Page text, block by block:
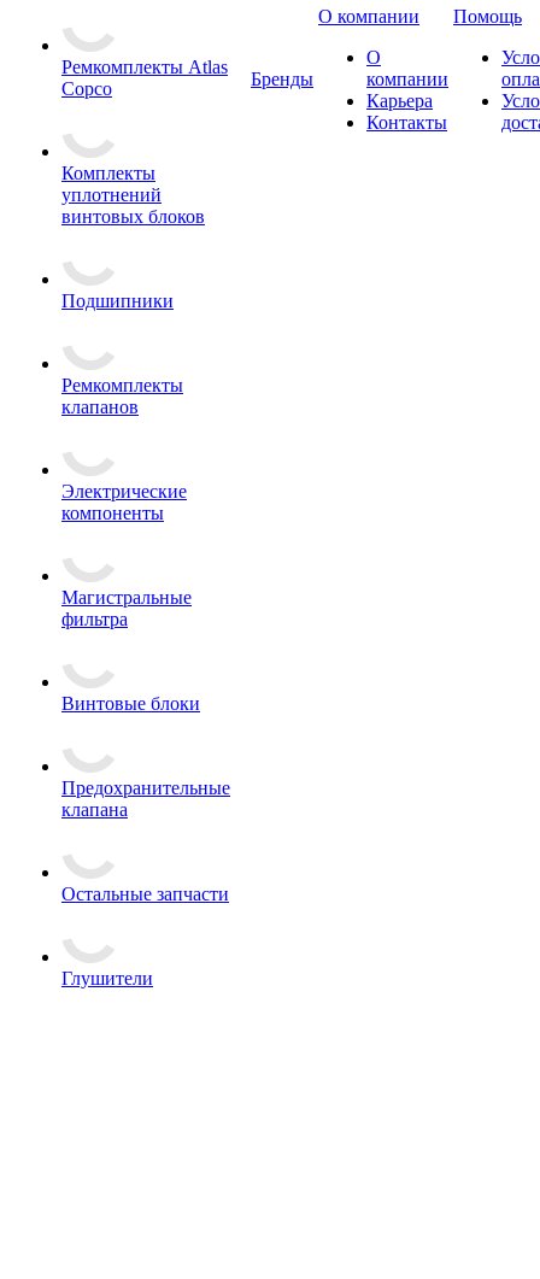
Ремкомплекты Atlas
Copco
Комплекты
уплотнений
винтовых блоков
Подшипники
Ремкомплекты
клапанов
Электрические
компоненты
Магистральные
фильтра
Винтовые блоки
Предохранительные
клапана
Остальные запчасти
Глушители
Бренды
О компании
О
компании
Карьера
Контакты
Помощь